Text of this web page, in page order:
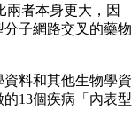
兩者本身更大，因
子網路交叉的藥物
料和其他生物學資
13個疾病「內表型